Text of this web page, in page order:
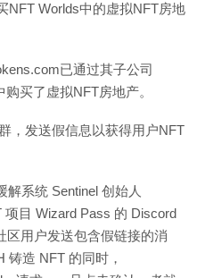
NFT Worlds中的虚拟NFT房地
已通过其子公司
买了虚拟NFT房地产。
，发送假信息以获得用户NFT
解系统 Sentinel 创始人
目 Wizard Pass 的 Discord
区用户发送包含假链接的消
铸造 NFT 的同时，